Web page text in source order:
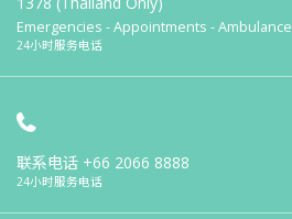
Emergencies - Appointments - Ambulance
24小时服务电话
联系电话 +66 2066 8888
24小时服务电话